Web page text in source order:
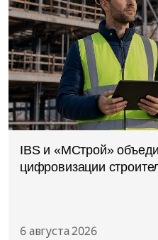
IBS и «МСтрой»
цифровизации
6 августа 2026